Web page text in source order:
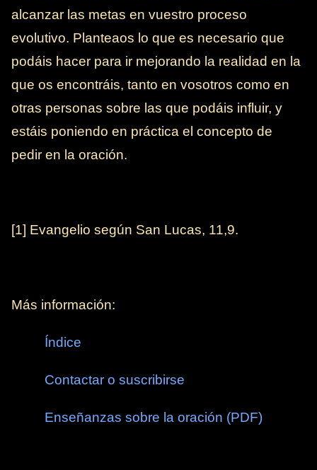
alcanzar las metas en vuestro proceso
evolutivo. Planteaos lo que es necesario que
podáis hacer para ir mejorando la realidad en la
que os encontráis, tanto en vosotros como en
otras personas sobre las que podáis influir, y
estáis poniendo en práctica el concepto de
pedir en la oración.
[1] Evangelio según San Lucas, 11,9.
Más información:
Índice
Contactar o suscribirse
Enseñanzas sobre la oración (PDF)